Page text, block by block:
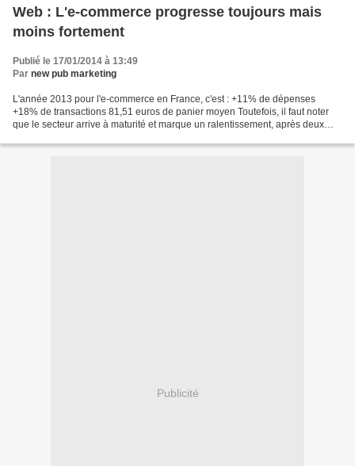
Web : L'e-commerce progresse toujours mais
moins fortement
Publié le 17/01/2014 à 13:49
Par new pub marketing
L'année 2013 pour l'e-commerce en France, c'est : +11% de dépenses
+18% de transactions 81,51 euros de panier moyen Toutefois, il faut noter
que le secteur arrive à maturité et marque un ralentissement, après deux
Publicité